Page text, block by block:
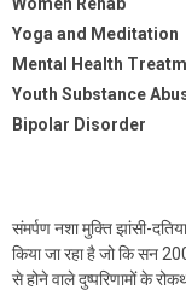
Yoga and Meditation
Mental Health
Youth Substance
Bipolar Disorder
संमर्पण नशा मुक्ति झांसी-
किया जा रहा है जो कि सन
से होने वाले दुष्परिणामों के